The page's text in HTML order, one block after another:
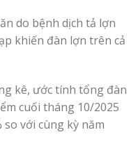
do bệnh dịch tả lợn
khiến đàn lợn trên cả
kê, ước tính tổng đàn
cuối tháng 10/2025
so với cùng kỳ năm